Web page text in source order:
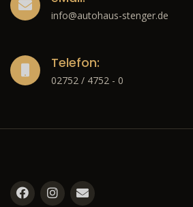
info@autohaus-stenger.de
Telefon:
02752 / 4752 - 0